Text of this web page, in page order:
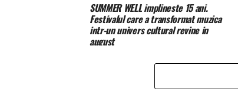
SUMMER WELL implineste 15 ani.
Festivalul care a transformat muzica
intr-un univers cultural revine in
august